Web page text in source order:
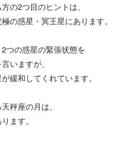
の2つ目のヒントは、
の惑星・冥王星にあります。
2つの惑星の緊張状態を
いますが、
緩和してくれています。
秤座の月は、
ます。